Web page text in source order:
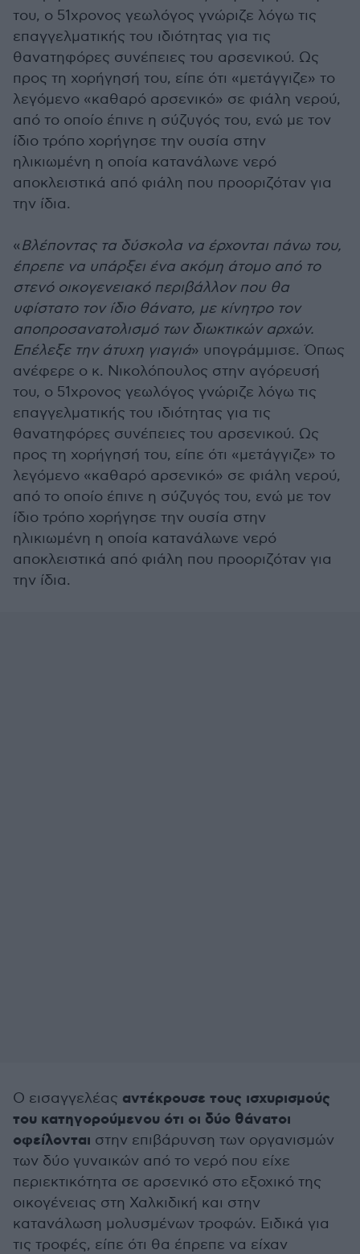
του, ο 51χρονος γεωλόγος γνώριζε λόγω τις
επαγγελματικής του ιδιότητας για τις
θανατηφόρες συνέπειες του αρσενικού. Ως
προς τη χορήγησή του, είπε ότι «μετάγγιζε» το
λεγόμενο «καθαρό αρσενικό» σε φιάλη νερού,
από το οποίο έπινε η σύζυγός του, ενώ με τον
ίδιο τρόπο χορήγησε την ουσία στην
ηλικιωμένη η οποία κατανάλωνε νερό
αποκλειστικά από φιάλη που προοριζόταν για
την ίδια.
«Βλέποντας τα δύσκολα να έρχονται πάνω του,
έπρεπε να υπάρξει ένα ακόμη άτομο από το
στενό οικογενειακό περιβάλλον που θα
υφίστατο τον ίδιο θάνατο, με κίνητρο τον
αποπροσανατολισμό των διωκτικών αρχών.
Επέλεξε την άτυχη γιαγιά» υπογράμμισε. Όπως
ανέφερε ο κ. Νικολόπουλος στην αγόρευσή
του, ο 51χρονος γεωλόγος γνώριζε λόγω τις
επαγγελματικής του ιδιότητας για τις
θανατηφόρες συνέπειες του αρσενικού. Ως
προς τη χορήγησή του, είπε ότι «μετάγγιζε» το
λεγόμενο «καθαρό αρσενικό» σε φιάλη νερού,
από το οποίο έπινε η σύζυγός του, ενώ με τον
ίδιο τρόπο χορήγησε την ουσία στην
ηλικιωμένη η οποία κατανάλωνε νερό
αποκλειστικά από φιάλη που προοριζόταν για
την ίδια.
Ο εισαγγελέας αντέκρουσε τους ισχυρισμούς
του κατηγορούμενου ότι οι δύο θάνατοι
οφείλονται στην επιβάρυνση των οργανισμών
των δύο γυναικών από το νερό που είχε
περιεκτικότητα σε αρσενικό στο εξοχικό της
οικογένειας στη Χαλκιδική και στην
κατανάλωση μολυσμένων τροφών. Ειδικά για
τις τροφές, είπε ότι θα έπρεπε να είχαν